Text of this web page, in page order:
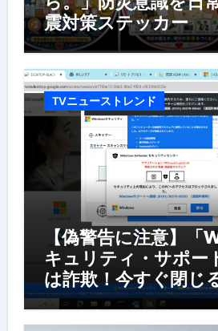
震対策ステッカー
TVニューストレンド
【偽警告に注意】「
キュリティ・サポー
は詐欺！今すぐ閉じ